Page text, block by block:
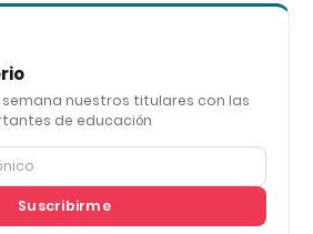
nuestros titulares con las
de educación
Suscribirme